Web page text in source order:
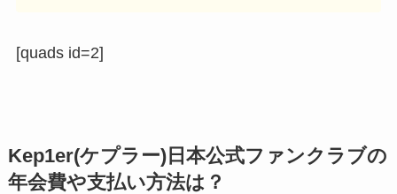
[quads id=2]
Kep1er(ケプラー)日本公式ファンクラブの
年会費や支払い方法は？